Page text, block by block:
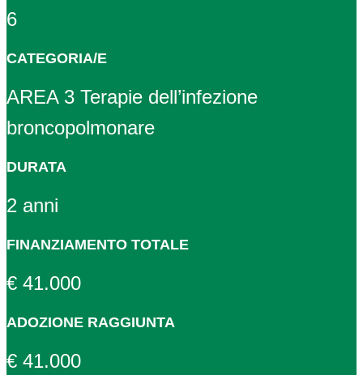
6
CATEGORIA/E
AREA 3 Terapie dell’infezione
broncopolmonare
DURATA
2 anni
FINANZIAMENTO TOTALE
€ 41.000
ADOZIONE RAGGIUNTA
€ 41.000